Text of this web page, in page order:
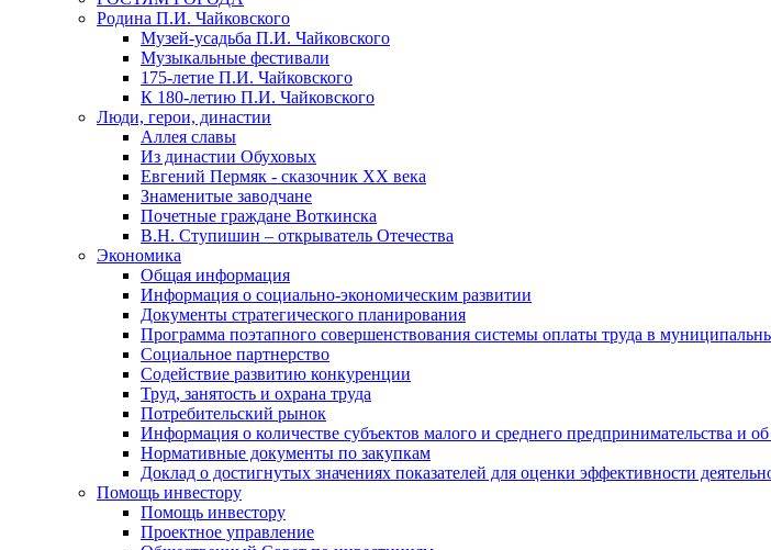
Родина П.И. Чайковского
Музей-усадьба П.И. Чайковского
Музыкальные фестивали
175-летие П.И. Чайковского
К 180-летию П.И. Чайковского
Люди, герои, династии
Аллея славы
Из династии Обуховых
Евгений Пермяк - сказочник XX века
Знаменитые заводчане
Почетные граждане Воткинска
В.Н. Ступишин – открыватель Отечества
Экономика
Общая информация
Информация о социально-экономическим развитии
Документы стратегического планирования
Программа поэтапного совершенствования системы оплаты труда в
Социальное партнерство
Содействие развитию конкуренции
Труд, занятость и охрана труда
Потребительский рынок
Информация о количестве субъектов малого и среднего предпринимательства и
Нормативные документы по закупкам
Доклад о достигнутых значениях показателей для оценки эффективности
Помощь инвестору
Помощь инвестору
Проектное управление